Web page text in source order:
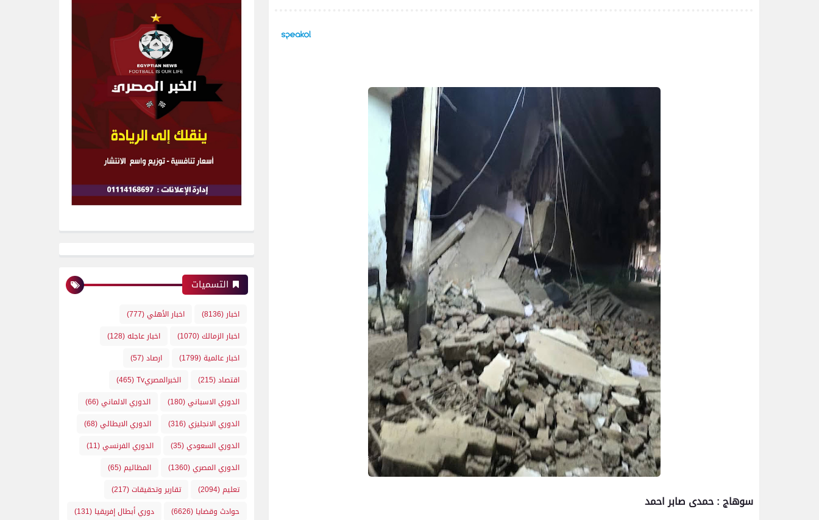
سوهاج : حمدى صابر احمد
التسميات
اخبار (8136) اخبار الأهلي(777)
اخبار الزمالك(1070) اخبار عاجله(128)
اخبار عالمية(1799) ارصاد(57)
اقتصاد(215) الخبرالمصريTv
(465)
الدوري الاسباني(180) الدوري الالماني(66)
الدوري الانجليزي(316) الدوري الايطالي(68)
الدوري السعودي(35) الدوري الفرنسي(11)
الدوري المصري(1360) المظاليم(65)
تعليم(2094) تقارير وتحقيقات(217)
حوادث وقضايا (6626) دوري أبطال إفريقيا (131)